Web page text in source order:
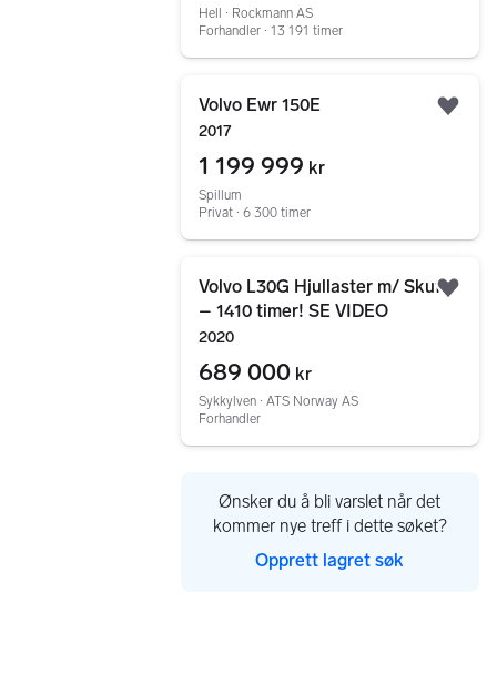
Hell ∙ Rockmann AS
Forhandler ∙ 13 191 timer
Volvo Ewr 150E
2017
1 199 999 kr
Spillum
Privat ∙ 6 300 timer
Volvo L30G Hjullaster m/ Skuffe
– 1410 timer! SE VIDEO
2020
689 000 kr
Sykkylven ∙ ATS Norway AS
Forhandler
Ønsker du å bli varslet når det
kommer nye treff i dette søket?
Opprett lagret søk